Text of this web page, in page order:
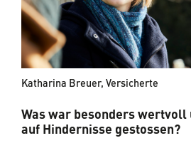
Katharina Breuer, Versicherte
Was war besonders wertvoll
auf Hindernisse gestossen?